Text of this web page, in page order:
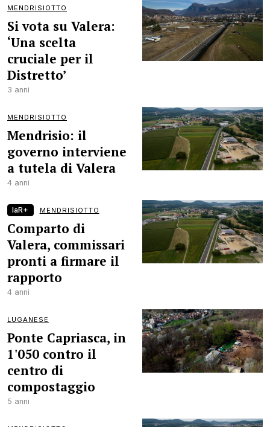
MENDRISIOTTO
Si vota su Valera:
‘Una scelta
cruciale per il
Distretto’
3 anni
MENDRISIOTTO
Mendrisio: il
governo interviene
a tutela di Valera
4 anni
laR+ MENDRISIOTTO
Comparto di
Valera, commissari
pronti a firmare il
rapporto
4 anni
LUGANESE
Ponte Capriasca, in
1'050 contro il
centro di
compostaggio
5 anni